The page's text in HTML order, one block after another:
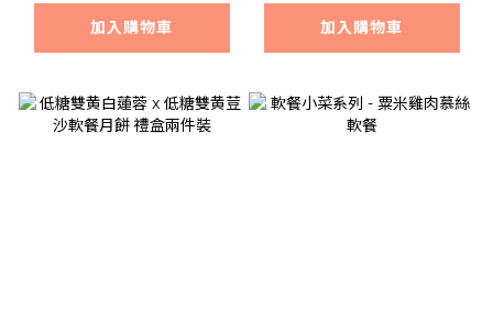
加入購物車 加入購物車